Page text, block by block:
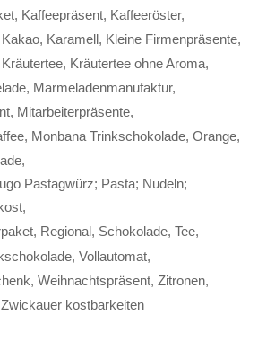
Kaffeepräsent Kaffeeröster
Kakao Karamell Kleine Firmenpräsente
Kräutertee Kräutertee ohne Aroma
Marmeladenmanufaktur
Mitarbeiterpräsente
Monbana Trinkschokolade Orange
Pastagwürz; Pasta; Nudeln;
Regional Schokolade Tee
Vollautomat
Weihnachtspräsent Zitronen
Zwickauer kostbarkeiten